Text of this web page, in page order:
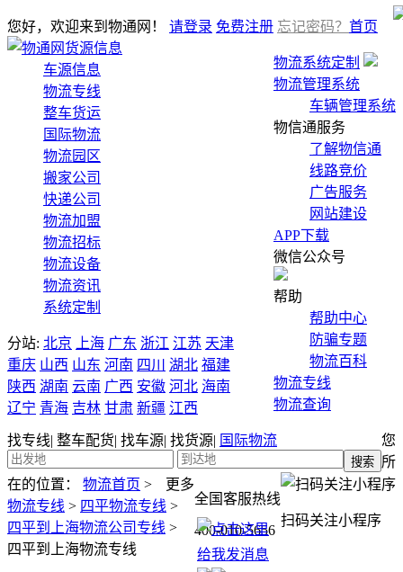
您好，欢迎来到物通网！ 请登录 免费注册 忘记密码？
物流系统定制
物流管理系统
车辆管理系统
物信通服务
了解物信通
线路竞价
广告服务
网站建设
APP下载
微信公众号
帮助
帮助中心
防骗专题
物流百科
物流专线
物流查询
找专线| 整车配货| 找车源| 找货源| 国际物流
全国客服热线
400-010-5656
扫码关注小程序
首页
货源信息
车源信息
物流专线
整车货运
国际物流
物流园区
搬家公司
快递公司
物流加盟
物流招标
物流设备
物流资讯
系统定制
分站: 北京 上海 广东 浙江 江苏 天津
重庆 山西 山东 河南 四川 湖北 福建
陕西 湖南 云南 广西 安徽 河北 海南
辽宁 青海 吉林 甘肃 新疆 江西
更多
您
所
在的位置：
物流首页 >
物流专线 > 四平物流专线 >
四平到上海物流公司专线 >
四平到上海物流专线